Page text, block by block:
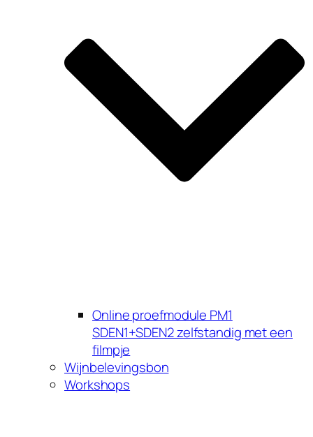
Online proefmodule PM1
SDEN1+SDEN2 zelfstandig met een
filmpje
Wijnbelevingsbon
Workshops